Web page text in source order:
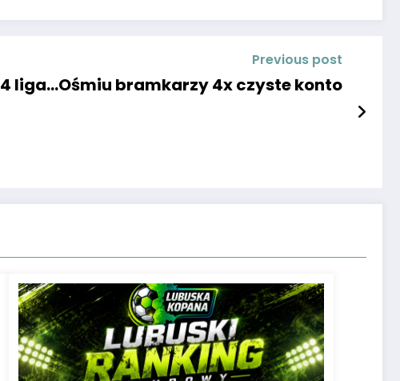
Previous post
4 liga…Ośmiu bramkarzy 4x czyste konto